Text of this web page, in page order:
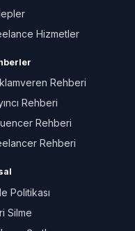
Hizmetler
Rehberi
Rehberi
Rehberi
Rehberi
Politikası
Silme